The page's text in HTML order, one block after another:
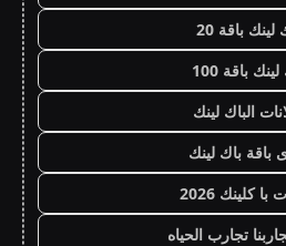
لينك باقة 20
باقة 100
الباك لينك
باقة باك لينك
كلينك 2026
تجارب الحياه